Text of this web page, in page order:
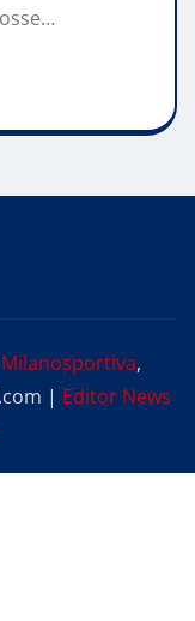
Milanosportiva,
| Editor News